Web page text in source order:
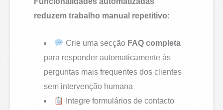
reduzem trabalho manual repetitivo:
Crie uma secção FAQ completa
para responder automaticamente às
perguntas mais frequentes dos clientes
sem intervenção humana
Integre formulários de contacto